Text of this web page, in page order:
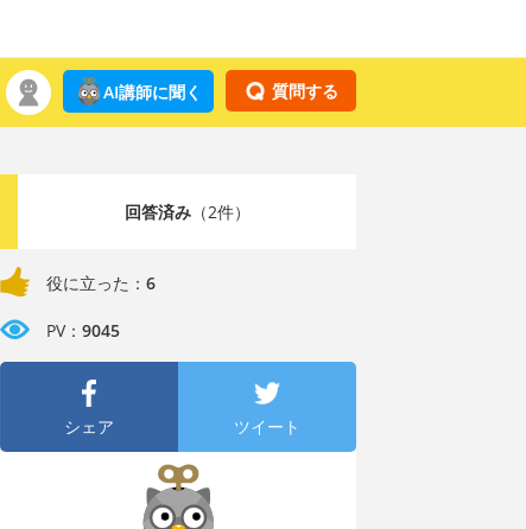
質問する
AI講師に聞く
回答済み（2件）
役に立った： 6
PV： 9045
シェア ツイート